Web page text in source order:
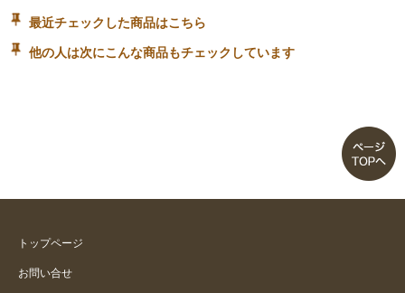
最近チェックした商品はこちら
他の人は次にこんな商品もチェックしています
トップページ
お問い合せ